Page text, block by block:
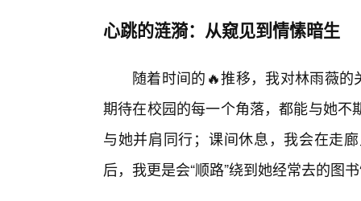
心跳的涟漪：从窥见到情愫暗生
随着时间的🔥推移，我对林雨薇的
期待在校园的每一个角落，都能与她
与她并肩同行；课间休息，我会在走
后，我更是会“顺路”绕到她经常去的图